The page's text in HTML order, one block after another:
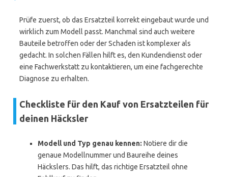
Prüfe zuerst, ob das Ersatzteil korrekt eingebaut wurde und
wirklich zum Modell passt. Manchmal sind auch weitere
Bauteile betroffen oder der Schaden ist komplexer als
gedacht. In solchen Fällen hilft es, den Kundendienst oder
eine Fachwerkstatt zu kontaktieren, um eine fachgerechte
Diagnose zu erhalten.
Checkliste für den Kauf von Ersatzteilen für
deinen Häcksler
Modell und Typ genau kennen: Notiere dir die
genaue Modellnummer und Baureihe deines
Häckslers. Das hilft, das richtige Ersatzteil ohne